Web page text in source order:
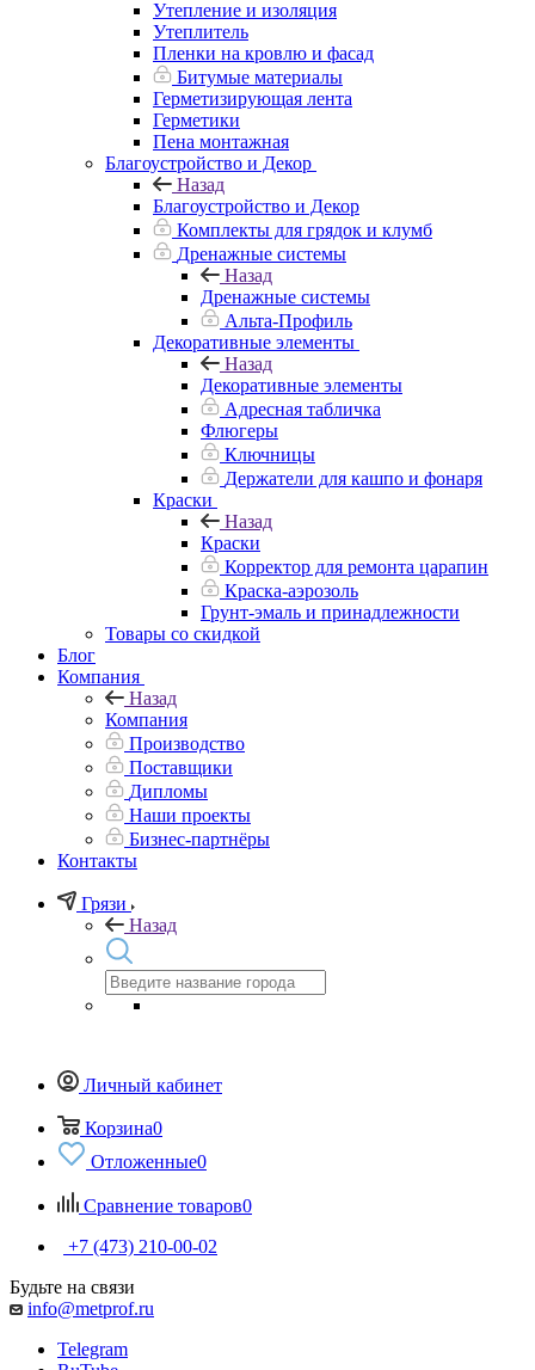
Утепление и изоляция
Утеплитель
Пленки на кровлю и фасад
Битумые материалы
Герметизирующая лента
Герметики
Пена монтажная
Благоустройство и Декор
Назад
Благоустройство и Декор
Комплекты для грядок и клумб
Дренажные системы
Назад
Дренажные системы
Альта-Профиль
Декоративные элементы
Назад
Декоративные элементы
Адресная табличка
Флюгеры
Ключницы
Держатели для кашпо и фонаря
Краски
Назад
Краски
Корректор для ремонта царапин
Краска-аэрозоль
Грунт-эмаль и принадлежности
Товары со скидкой
Блог
Компания
Назад
Компания
Производство
Поставщики
Дипломы
Наши проекты
Бизнес-партнёры
Контакты
Грязи
Назад
Личный кабинет
Корзина0
Отложенные0
Сравнение товаров0
+7 (473) 210-00-02
Будьте на связи
info@metprof.ru
Telegram